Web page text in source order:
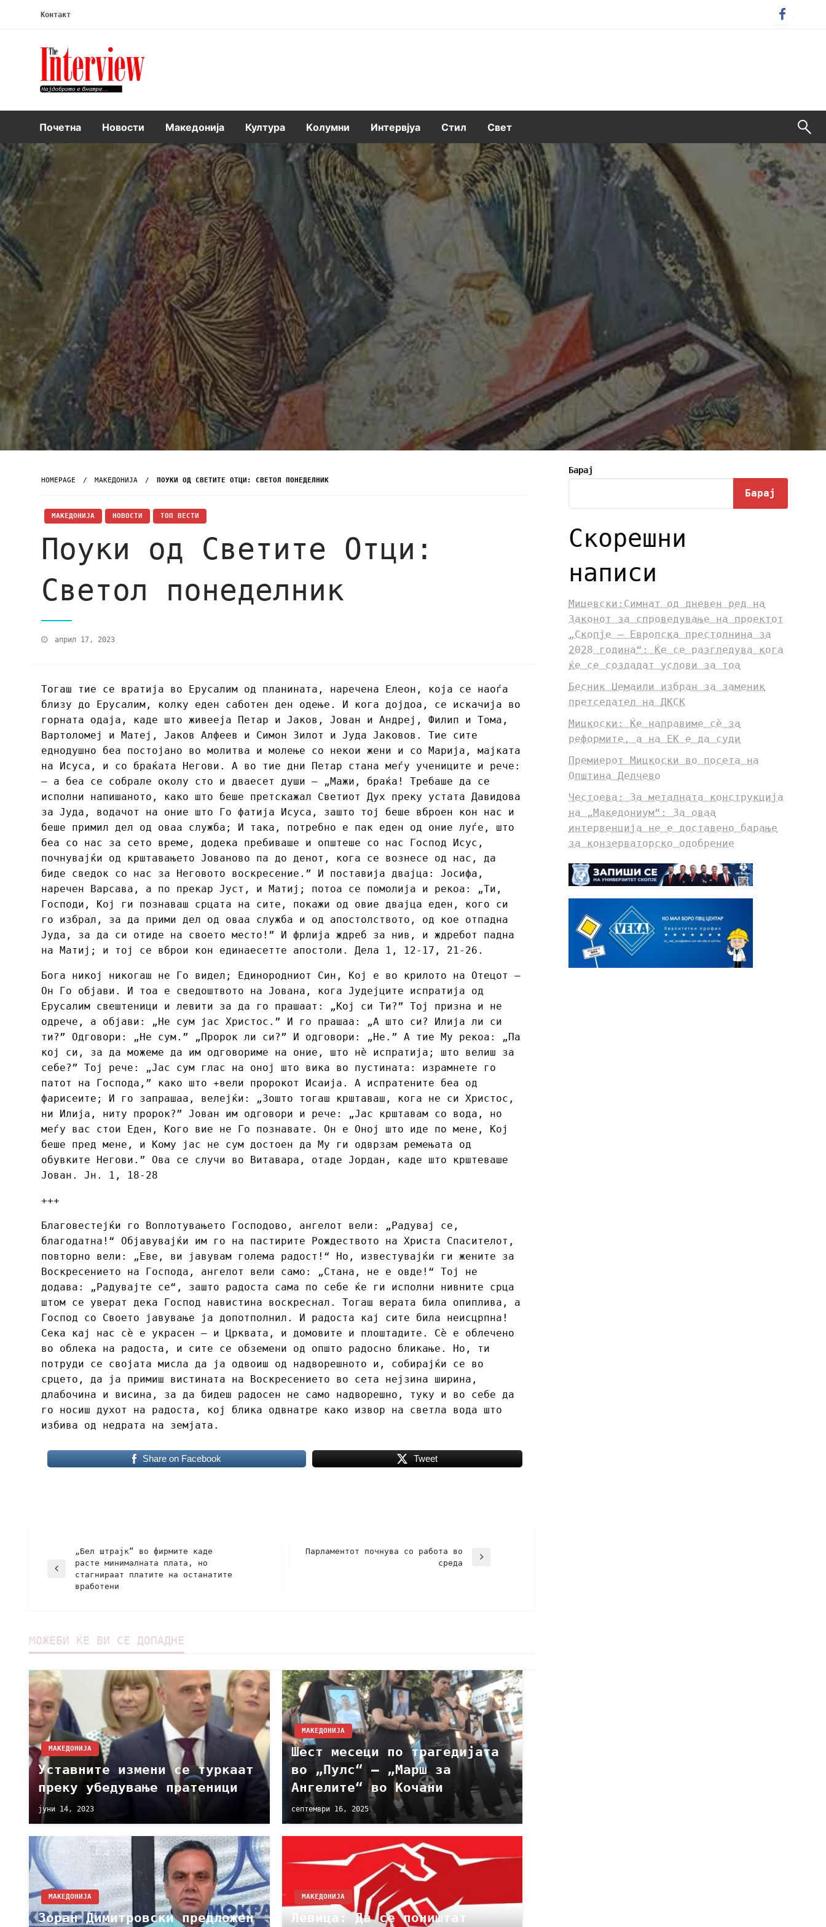
Контакт
Интервју
Почетна Новости Македонија Култура Kолумни Интервјуа Стил Свет
HOMEPAGE МАКЕДОНИЈА ПОУКИ ОД СВЕТИТЕ ОТЦИ: СВЕТОЛ ПОНЕДЕЛНИК
МАКЕДОНИЈА НОВОСТИ ТОП ВЕСТИ
Поуки од Светите Отци:
Светол понеделник
април 17, 2023
Тогаш тие се вратија во Ерусалим од планината, наречена Елеон, која се наоѓа
близу до Ерусалим, колку еден саботен ден одење. И кога дојдоа, се искачија во
горната одаја, каде што живееја Петар и Јаков, Јован и Андреј, Филип и Тома,
Вартоломеј и Матеј, Јаков Алфеев и Симон Зилот и Јуда Јаковов. Тие сите
еднодушно беа постојано во молитва и молење со некои жени и со Марија, мајката
на Исуса, и со браќата Негови. А во тие дни Петар стана меѓу учениците и рече:
– а беа се собрале околу сто и дваесет души – „Мажи, браќа! Требаше да се
исполни напишаното, како што беше претскажал Светиот Дух преку устата Давидова
за Јуда, водачот на оние што Го фатија Исуса, зашто тој беше вброен кон нас и
беше примил дел од оваа служба; И така, потребно е пак еден од оние луѓе, што
беа со нас за сето време, додека пребиваше и општеше со нас Господ Исус,
почнувајќи од крштавањето Јованово па до денот, кога се вознесе од нас, да
биде сведок со нас за Неговото воскресение.” И поставија двајца: Јосифа,
наречен Варсава, а по прекар Јуст, и Матиј; потоа се помолија и рекоа: „Ти,
Господи, Кој ги познаваш срцата на сите, покажи од овие двајца еден, кого си
го избрал, за да прими дел од оваа служба и од апостолството, од кое отпадна
Јуда, за да си отиде на своето место!” И фрлија ждреб за нив, и ждребот падна
на Матиј; и тој се вброи кон единаесетте апостоли. Дела 1, 12-17, 21-26.
Бога никој никогаш не Го видел; Единородниот Син, Кој е во крилото на Отецот –
Он Го објави. И тоа е сведоштвото на Јована, кога Јудејците испратија од
Ерусалим свештеници и левити за да го прашаат: „Кој си Ти?” Тој призна и не
одрече, а објави: „Не сум јас Христос.” И го прашаа: „А што си? Илија ли си
ти?” Одговори: „Не сум.” „Пророк ли си?” И одговори: „Не.” А тие Му рекоа: „Па
кој си, за да можеме да им одговориме на оние, што нè испратија; што велиш за
себе?” Тој рече: „Јас сум глас на оној што вика во пустината: израмнете го
патот на Господа,” како што +вели пророкот Исаија. А испратените беа од
фарисеите; И го запрашаа, велејќи: „Зошто тогаш крштаваш, кога не си Христос,
ни Илија, ниту пророк?” Јован им одговори и рече: „Јас крштавам со вода, но
меѓу вас стои Еден, Кого вие не Го познавате. Он е Оној што иде по мене, Кој
беше пред мене, и Кому јас не сум достоен да Му ги одврзам ремењата од
обувките Негови.” Ова се случи во Витавара, отаде Јордан, каде што крштеваше
Јован. Јн. 1, 18-28
+++
Благовестејќи го Воплотувањето Господово, ангелот вели: „Радувај се,
благодатна!“ Објавувајќи им го на пастирите Рождеството на Христа Спасителот,
повторно вели: „Еве, ви јавувам голема радост!“ Но, известувајќи ги жените за
Воскресението на Господа, ангелот вели само: „Стана, не е овде!“ Тој не
додава: „Радувајте се“, зашто радоста сама по себе ќе ги исполни нивните срца
штом се уверат дека Господ навистина воскреснал. Тогаш верата била опиплива, а
Господ со Своето јавување ја допотполнил. И радоста кај сите била неисцрпна!
Сека кај нас сѐ е украсен – и Црквата, и домовите и плоштадите. Сѐ е облечено
во облека на радоста, и сите се обземени од општо радосно бликање. Но, ти
потруди се својата мисла да ја одвоиш од надворешното и, собирајќи се во
срцето, да ја примиш вистината на Воскресението во сета нејзина ширина,
длабочина и висина, за да бидеш радосен не само надворешно, туку и во себе да
го носиш духот на радоста, кој блика одвнатре како извор на светла вода што
избива од недрата на земјата.
Share on Facebook Tweet
„Бел штрајк“ во фирмите каде
расте минималната плата, но
стагнираат платите на останатите
вработени
Парламентот почнува со работа во
среда
МОЖЕБИ ЌЕ ВИ СЕ ДОПАДНЕ
МАКЕДОНИЈА
Уставните измени се туркаат
преку убедување пратеници
јуни 14, 2023
МАКЕДОНИЈА
Шест месеци по трагедијата
во „Пулс“ – „Марш за
Ангелите“ во Кочани
септември 16, 2025
МАКЕДОНИЈА
Зоран Димитровски предложен
МАКЕДОНИЈА
Левица: Да се поништат
Барај
Барај
Скорешни
написи
Мицевски:Симнат од дневен ред на
Законот за спроведување на проектот
„Скопје – Европска престолнина за
2028 година“: Ќе се разгледува кога
ќе се создадат услови за тоа
Бесник Џемаили избран за заменик
претседател на ДКСК
Мицкоски: Ќе направиме сè за
реформите, а на ЕК е да суди
Премиерот Мицкоски во посета на
Општина Делчево
Честоева: За металната конструкција
на „Македониум“: За оваа
интервенција не е доставено барање
за конзерваторско одобрение